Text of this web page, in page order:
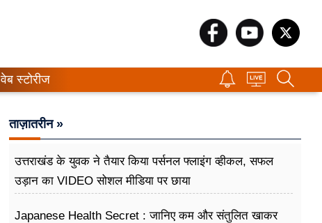
वेब स्टोरीज
ताज़ातरीन »
उत्तराखंड के युवक ने तैयार किया पर्सनल फ्लाइंग व्हीकल, सफल
उड़ान का VIDEO सोशल मीडिया पर छाया
Japanese Health Secret : जानिए कम और संतुलित खाकर